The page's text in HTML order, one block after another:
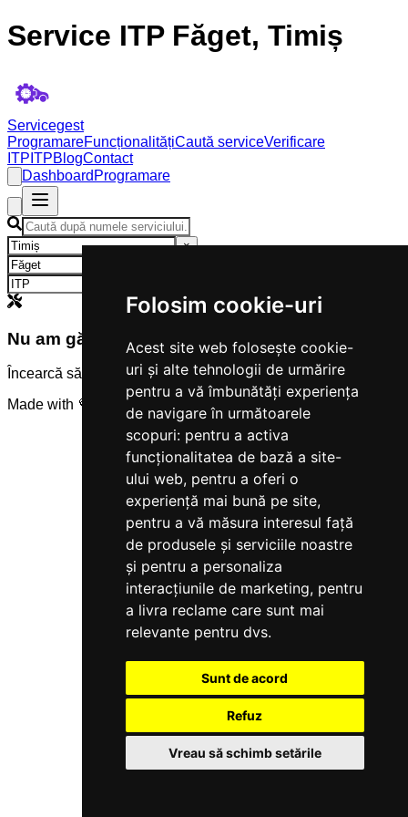
Folosim cookie-uri
Acest site web folosește cookie-
uri și alte tehnologii de urmărire
pentru a vă îmbunătăți experiența
de navigare în următoarele
scopuri: pentru a activa
funcționalitatea de bază a site-
ului web, pentru a oferi o
experiență mai bună pe site,
pentru a vă măsura interesul față
de produsele și serviciile noastre
și pentru a personaliza
interacțiunile de marketing, pentru
a livra reclame care sunt mai
relevante pentru dvs.
Sunt de acord
Refuz
Vreau să schimb setările
Service ITP Făget, Timiș
Servicegest
ProgramareFuncționalitățiCaută serviceVerificare
ITP ITPBlogContact
Dashboard Programare
×
Nu am găsit servicii
Încearcă să modifici criteriile de căutare.
Made with 💜 by
Servicegest